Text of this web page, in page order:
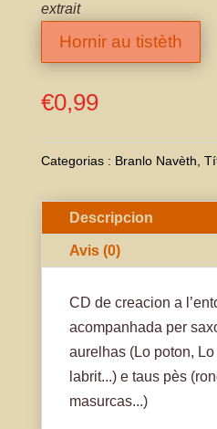
extrait
Hornir au tistèth
€0,99
Categorias : Branlo Navèth
Descripcion
Avis (0)
CD de creacion a
acompanhada per
aurelhas (Lo poton,
labrit...) e taus pès
masurcas...)